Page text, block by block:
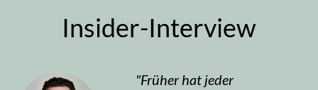
Insider-Interview
Früher hat jeder